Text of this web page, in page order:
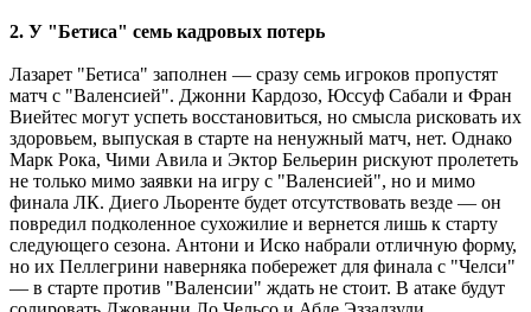
2. У "Бетиса" семь кадровых потерь
Лазарет "Бетиса" заполнен — сразу семь игроков пропустят
матч с "Валенсией". Джонни Кардозо, Юссуф Сабали и Фран
Виейтес могут успеть восстановиться, но смысла рисковать их
здоровьем, выпуская в старте на ненужный матч, нет. Однако
Марк Рока, Чими Авила и Эктор Бельерин рискуют пролететь
не только мимо заявки на игру с "Валенсией", но и мимо
финала ЛК. Диего Льоренте будет отсутствовать везде — он
повредил подколенное сухожилие и вернется лишь к старту
следующего сезона. Антони и Иско набрали отличную форму,
но их Пеллегрини наверняка побережет для финала с "Челси"
— в старте против "Валенсии" ждать не стоит. В атаке будут